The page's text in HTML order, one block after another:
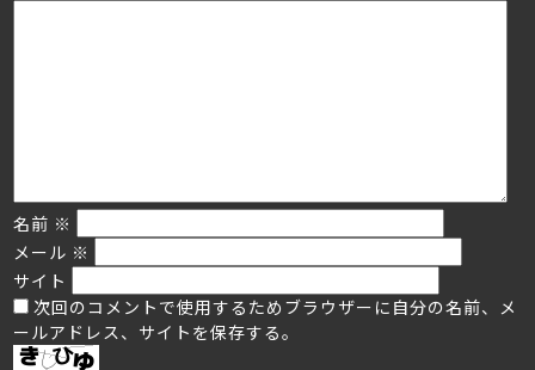
名前 ※
メール ※
サイト
次回のコメントで使用するためブラウザーに自分の名前、メ
ールアドレス、サイトを保存する。